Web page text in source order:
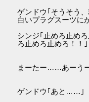
ゲンドウ｢そうそう
白いプラグスーツに
シンジ｢止めろ止め
ろ止めろ止めろ！！｣
まーたー……あーう
ゲンドウ｢あと……｣